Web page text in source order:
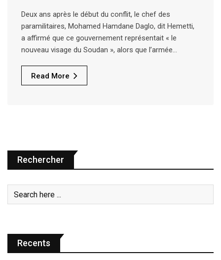
Deux ans après le début du conflit, le chef des
paramilitaires, Mohamed Hamdane Daglo, dit Hemetti,
a affirmé que ce gouvernement représentait « le
nouveau visage du Soudan », alors que l’armée…
Read More
Rechercher
Recents